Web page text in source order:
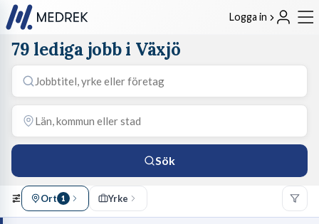
Logga in
79 lediga jobb i Växjö
Sök
Ort 1 Yrke